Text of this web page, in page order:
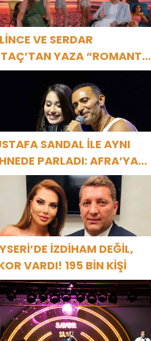
VE SERDAR
YAZA “ROMANTİK
BOMBASI!
SANDAL İLE AYNI
PARLADI: AFRA’YA
BÜYÜK ALKIŞ
İZDİHAM DEĞİL,
VARDI! 195 BİN KİŞİ